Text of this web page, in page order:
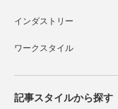
インダストリー
ワークスタイル
記事スタイルから探す